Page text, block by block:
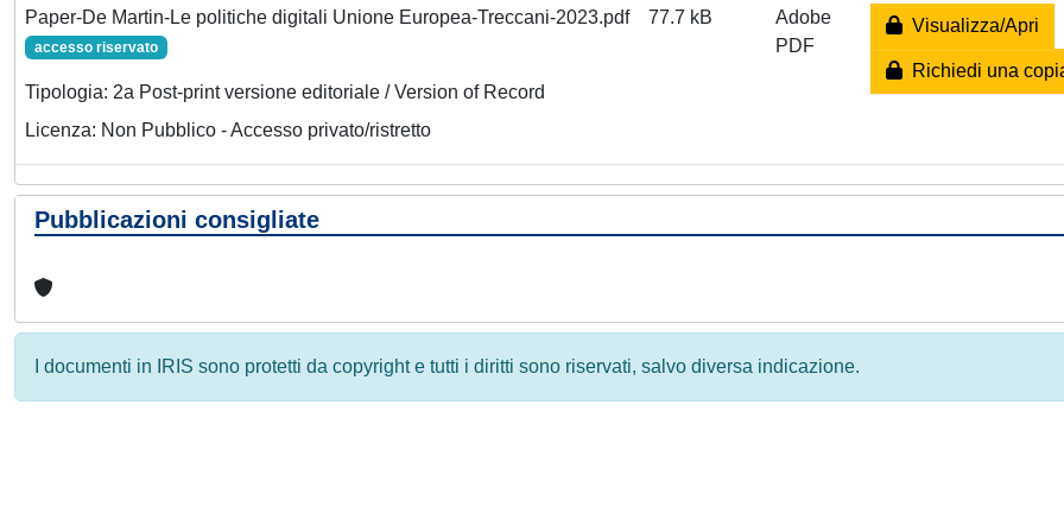
Paper-De Martin-Le politiche digitali Unione Europea-Treccani-2023.pdf
accesso riservato
Tipologia: 2a Post-print versione editoriale / Version of Record
Licenza: Non Pubblico - Accesso privato/ristretto
77.7 kB
Adobe
PDF
Visualizza/Apri
Richiedi una
Pubblicazioni consigliate
I documenti in IRIS sono protetti da copyright e tutti i diritti sono riservati, salvo diversa indicazione.